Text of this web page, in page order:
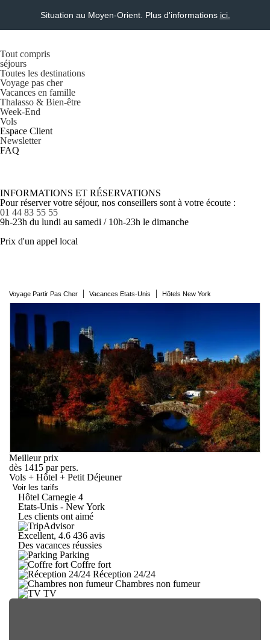
Situation au Moyen-Orient. Plus d'informations ici.
Tout compris
séjours
Toutes les destinations
Voyage pas cher
Vacances en famille
Thalasso & Bien-être
Week-End
Vols
Espace Client
Newsletter
FAQ
INFORMATIONS ET RÉSERVATIONS
Pour réserver votre séjour, nos conseillers sont à votre écoute :
01 44 83 55 55
9h-23h du lundi au samedi / 10h-23h le dimanche
Prix d'un appel local
Voyage Partir Pas Cher | Vacances Etats-Unis | Hôtels New York
Meilleur prix
dès 1415 par pers.
Vols + Hôtel + Petit Déjeuner
Voir les tarifs
Hôtel Carnegie 4
Etats-Unis - New York
Les clients ont aimé
Excellent, 4.6 436 avis
Des vacances réussies
Parking
Coffre fort
Réception 24/24
Chambres non fumeur
TV